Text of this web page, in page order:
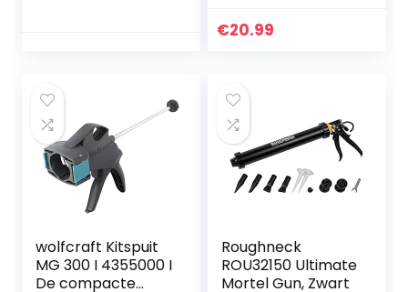
vulgereedschap
voor
balkondeuren,
raamafdichting
€20.99
wolfcraft Kitspuit
MG 300 I 4355000 I
De compacte
Roughneck
ROU32150 Ultimate
Mortel Gun, Zwart